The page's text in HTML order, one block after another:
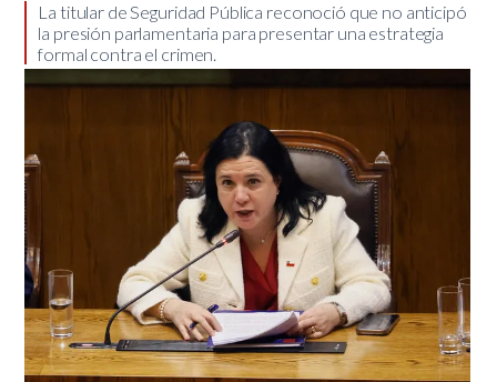
La titular de Seguridad Pública reconoció que no anticipó
la presión parlamentaria para presentar una estrategia
formal contra el crimen.